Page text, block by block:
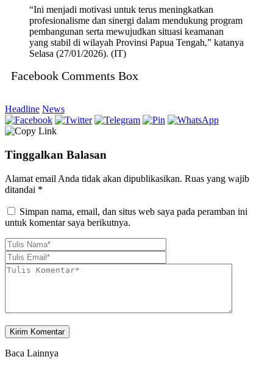
“Ini menjadi motivasi untuk terus meningkatkan
profesionalisme dan sinergi dalam mendukung program
pembangunan serta mewujudkan situasi keamanan
yang stabil di wilayah Provinsi Papua Tengah,” katanya
Selasa (27/01/2026). (IT)
Facebook Comments Box
Headline News
Tinggalkan Balasan
Alamat email Anda tidak akan dipublikasikan. Ruas yang wajib
ditandai *
Simpan nama, email, dan situs web saya pada peramban ini
untuk komentar saya berikutnya.
Baca Lainnya